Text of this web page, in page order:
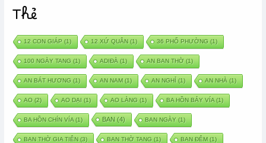
Thẻ
12 CON GIÁP (1) 12 XỨ QUÂN (1) 36 PHỐ PHƯỜNG (1)
100 NGÀY TANG (1) ADIĐÀ (1) AN BAN THỜ(1)
AN BÁT HƯƠNG (1) AN NAM(1) AN NGHỈ(1) AN NHÀ (1)
AO (2) AO DẠI (1) AO LÀNG (1) BA HỒN BẢY VÍA(1)
BA HỒN CHÍN VÍA(1) BAN (4) BAN NGÀY (1)
BAN THỜ GIA TIÊN (3) BAN THỜ TANG (1) BAN ĐÊM(1)